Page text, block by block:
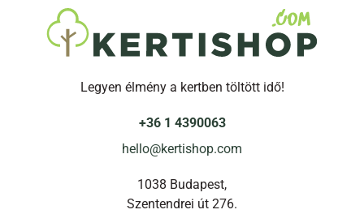
Legyen élmény a kertben töltött idő!
+36 1 4390063
hello@kertishop.com
1038 Budapest,
Szentendrei út 276.